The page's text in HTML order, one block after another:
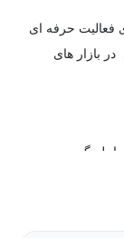
از 9 سال سابقه ی فعالیت حرفه ای
بازار های
گری